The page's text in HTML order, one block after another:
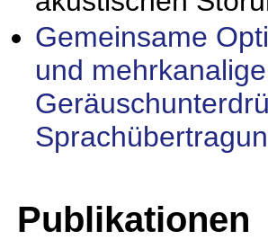
Gemeinsame
und
Publikationen